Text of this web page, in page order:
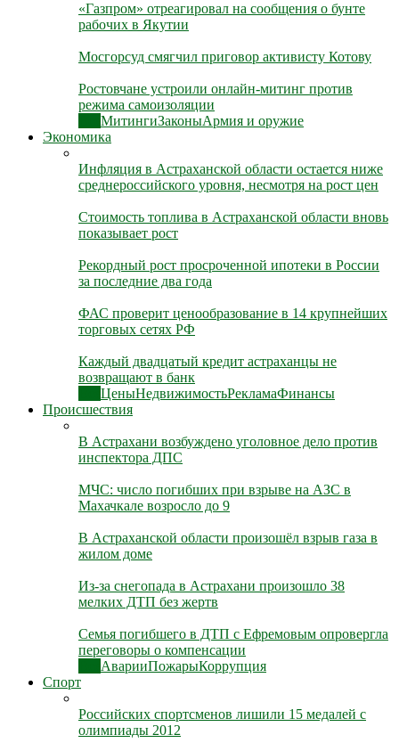
«Газпром» отреагировал на сообщения о бунте
рабочих в Якутии
Мосгорсуд смягчил приговор активисту Котову
Ростовчане устроили онлайн-митинг против
режима самоизоляции
МитингиЗаконыАрмия и оружие
Экономика
Инфляция в Астраханской области остается ниже
среднероссийского уровня, несмотря на рост цен
Стоимость топлива в Астраханской области вновь
показывает рост
Рекордный рост просроченной ипотеки в России
за последние два года
ФАС проверит ценообразование в 14 крупнейших
торговых сетях РФ
Каждый двадцатый кредит астраханцы не
возвращают в банк
ЦеныНедвижимостьРекламаФинансы
Происшествия
В Астрахани возбуждено уголовное дело против
инспектора ДПС
МЧС: число погибших при взрыве на АЗС в
Махачкале возросло до 9
В Астраханской области произошёл взрыв газа в
жилом доме
Из-за снегопада в Астрахани произошло 38
мелких ДТП без жертв
Семья погибшего в ДТП с Ефремовым опровергла
переговоры о компенсации
АварииПожарыКоррупция
Спорт
Российских спортсменов лишили 15 медалей с
олимпиады 2012